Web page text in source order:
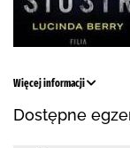
Więcej informacji
Dostępne